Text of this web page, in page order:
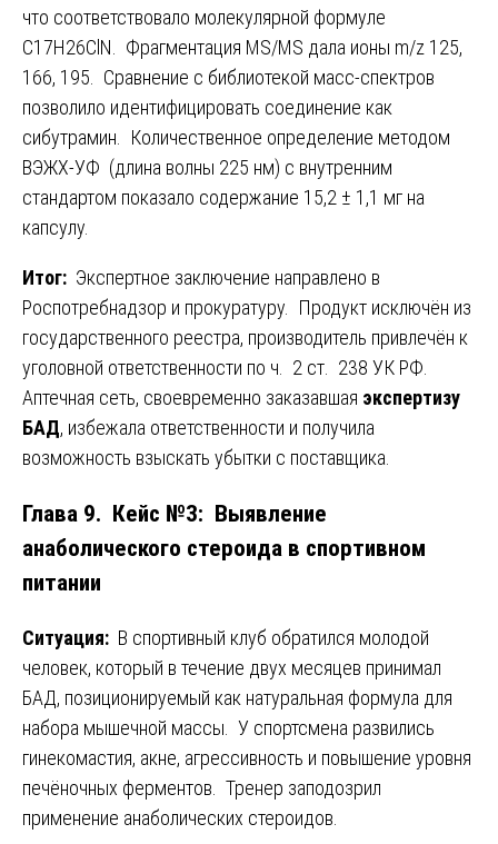
что соответствовало молекулярной формуле
C17H26ClN. Фрагментация MS/MS дала ионы m/z 125,
166, 195. Сравнение с библиотекой масс-спектров
позволило идентифицировать соединение как
сибутрамин. Количественное определение методом
ВЭЖХ-УФ (длина волны 225 нм) с внутренним
стандартом показало содержание 15,2 ± 1,1 мг на
капсулу.
Итог: Экспертное заключение направлено в
Роспотребнадзор и прокуратуру. Продукт исключён из
государственного реестра, производитель привлечён к
уголовной ответственности по ч. 2 ст. 238 УК РФ.
Аптечная сеть, своевременно заказавшая экспертизу
БАД, избежала ответственности и получила
возможность взыскать убытки с поставщика.
Глава 9. Кейс №3: Выявление
анаболического стероида в спортивном
питании
Ситуация: В спортивный клуб обратился молодой
человек, который в течение двух месяцев принимал
БАД, позиционируемый как натуральная формула для
набора мышечной массы. У спортсмена развились
гинекомастия, акне, агрессивность и повышение уровня
печёночных ферментов. Тренер заподозрил
применение анаболических стероидов.